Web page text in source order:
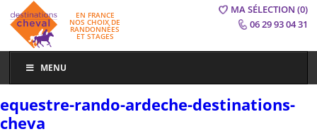
EN FRANCE
NOS CHOIX DE
RANDONNÉES
ET STAGES
MA SÉLECTION (0)
06 29 93 04 31
MENU
equestre-rando-ardeche-destinations-
cheva